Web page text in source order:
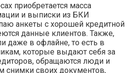
приобретается масса
и выписки из БКИ
анкеты с хорошей кредитной
данные клиентов. Также,
даже в офлайне, то есть в
которые выдают себя за
обращаются люди и
снимки своих документов,